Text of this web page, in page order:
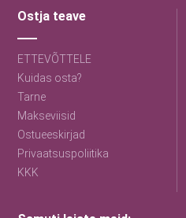
Ostja teave
ETTEVÕTTELE
Kuidas osta?
Tarne
Makseviisid
Ostueeskirjad
Privaatsuspoliitika
KKK